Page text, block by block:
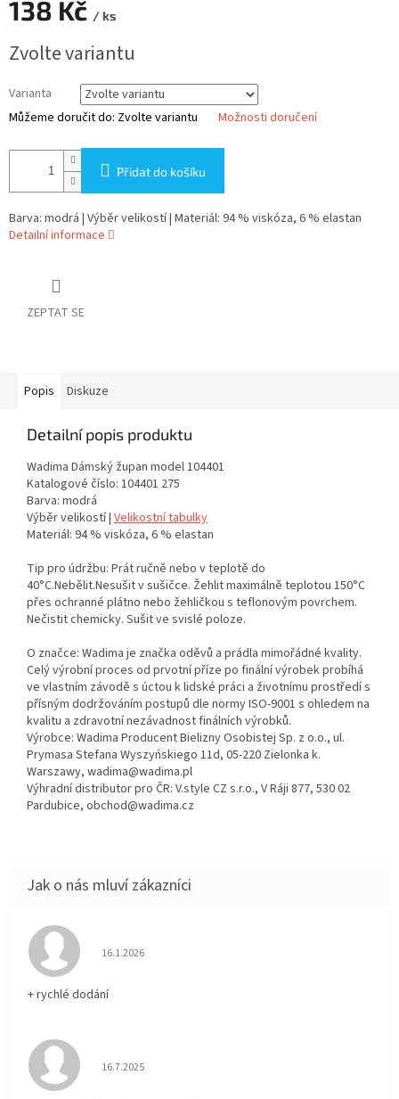
138 Kč / ks
cena:
Zvolte variantu
Varianta
Můžeme doručit do: Zvolte variantu Možnosti doručení
Přidat do košíku
Barva: modrá | Výběr velikostí | Materiál: 94 % viskóza, 6 % elastan
Detailní informace
ZEPTAT SE
Popis Diskuze
Detailní popis produktu
Wadima Dámský župan model 104401
Katalogové číslo: 104401 275
Barva: modrá
Výběr velikostí | Velikostní tabulky
Materiál: 94 % viskóza, 6 % elastan
Tip pro údržbu: Prát ručně nebo v teplotě do
40°C.Nebělit.Nesušit v sušičce. Žehlit maximálně teplotou 150°C
přes ochranné plátno nebo žehličkou s teflonovým povrchem.
Nečistit chemicky. Sušit ve svislé poloze.
O značce: Wadima je značka oděvů a prádla mimořádné kvality.
Celý výrobní proces od prvotní příze po finální výrobek probíhá
ve vlastním závodě s úctou k lidské práci a životnímu prostředí s
přísným dodržováním postupů dle normy ISO-9001 s ohledem na
kvalitu a zdravotní nezávadnost finálních výrobků.
Výrobce: Wadima Producent Bielizny Osobistej Sp. z o.o., ul.
Prymasa Stefana Wyszyńskiego 11d, 05-220 Zielonka k.
Warszawy, wadima@wadima.pl
Výhradní distributor pro ČR: V.style CZ s.r.o., V Ráji 877, 530 02
Pardubice, obchod@wadima.cz
Hodnocení obchodu je 5 z 5 hvězdiček.
16.1.2026
+ rychlé dodání
Hodnocení obchodu je 5 z 5 hvězdiček.
16.7.2025